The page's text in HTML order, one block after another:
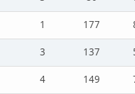
1 177
3 137
4 149